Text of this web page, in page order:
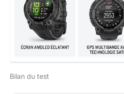
Bilan du test